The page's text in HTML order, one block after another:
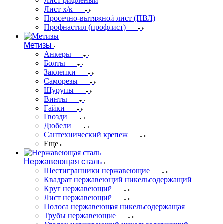
Лист х/к
Просечно-вытяжной лист (ПВЛ)
Профнастил (профлист)
Метизы
Анкеры
Болты
Заклепки
Саморезы
Шурупы
Винты
Гайки
Гвозди
Дюбели
Сантехнический крепеж
Еще
Нержавеющая сталь
Шестигранники нержавеющие
Квадрат нержавеющий никельсодержащий
Круг нержавеющий
Лист нержавеющий
Полоса нержавеющая никельсодержащая
Трубы нержавеющие